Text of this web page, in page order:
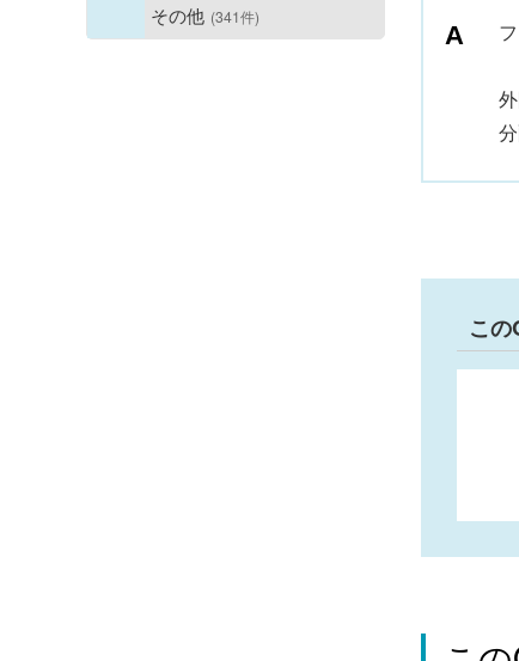
その他 (341件)
こ